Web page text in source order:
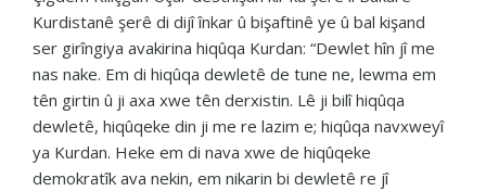
Kurdistanê şerê di dijî înkar û bişaftinê ye û bal kişand
ser girîngiya avakirina hiqûqa Kurdan: “Dewlet hîn jî me
nas nake. Em di hiqûqa dewletê de tune ne, lewma em
tên girtin û ji axa xwe tên derxistin. Lê ji bilî hiqûqa
dewletê, hiqûqeke din ji me re lazim e; hiqûqa navxweyî
ya Kurdan. Heke em di nava xwe de hiqûqeke
demokratîk ava nekin, em nikarin bi dewletê re jî